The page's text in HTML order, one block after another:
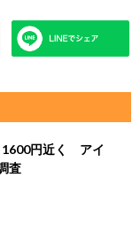
1600円近く アイ
査